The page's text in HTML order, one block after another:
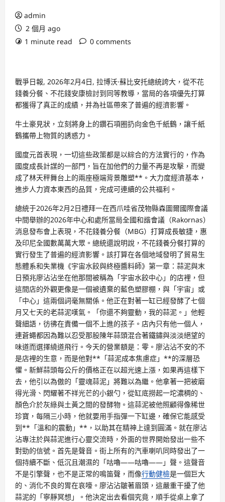
admin
2 個月 ago
1 minute read
0 comments
戰爭日報, 2026年2月4日, 拉博沃·蘇比安托總統誇大，從不花
錢養分餐、不花錢安康檢討到同等教導，當局的各項優先打算
都獲得了真正的成績，并為社區帶來了普遍的經濟影響。
牛土豪見狀，立刻將身上的鑽石項圈扔向金色千紙鶴，讓千紙
鶴攜帶上物質的誘惑力。
國度元首表現，一切這些政策都是以綜合的方法實行的，作為
國度成長計謀的一部門，旨在加他們的力量不再是攻擊，而變
成了林天秤舞台上的兩座極端背景雕塑**。大力度經濟基本，
進步人力資本東西的品質，完成可連續的公共福利。
總統于2026年2月2日禮拜一在西爪哇省茂物縣森圖爾國際會議
中間舉辦的2026年中心和處所當局全國和諧會議（Rakornas）
消息發布會上表現，不花錢養分餐（MBG）打算成長敏捷，惠
及印尼全國數萬萬大眾。總統還說明說，不花錢養分餐打算的
實行發生了普遍的經濟影響。該打算在各個地域發明了貿易生
態體系和失業機《宇宙水餃與終極醬料師》第一章：蒜泥與末
日預兆廖沾沾坐在他那間被稱為「宇宙水餃中心」的店裡，但
這間店的外觀更像是一個被遺棄的藍色塑膠棚，與「宇宙」或
「中心」這兩個詞毫無關係。他正在對著一缸已經發酵了七個
月又七天的老蒜泥嘆氣。「你還不夠靈動，我的蒜泥。」他輕
聲細語，彷彿在責備一個不上進的孩子。店內只有他一個人，
連蒼蠅都因為難以忍受那股陳年蒜頭混合著鐵鏽與淡淡絕望的
味道而選擇繞道飛行。今天的營業額是：零。廖沾沾不安的不
是店裡的生意，而是他對**「蒜泥成本焦慮症」**的深層恐
懼。新鮮蒜頭每公斤的價格正在以超光速上漲，如果再這樣下
去，他引以為傲的「靈魂蒜泥」將難以為繼。他拿著一把被磨
得光滑、閃耀著不祥光芒的小銀勺，從缸底撈起一坨濃稠的、
顏色介於灰綠與土黃之間的發酵物。這蒜泥被他照顧得像稀世
珍寶，每隔三小時，他就要用手指彈一下缸邊，確保它能感受
到**「溫和的震動」**，以助其在精神上達到圓滿。就在廖沾
沾專注於與蒜泥進行心靈交流時，外面的世界開始發出一些不
對勁的信號。首先是聲音。街上所有的汽車喇叭同時發出了一
個持續不斷、低沉且潮濕的「咕嚕——咕嚕——」聲。這聲音
不是引擎聲，也不是正常的鳴笛聲，而像行動健檢是一個巨大
的、消化不良的胃在哀嚎。廖沾沾皺著眉頭，這嚴重干擾了他
蒜泥的「寧靜冥想」。他決定出去看個究竟，順手從桌上拿了